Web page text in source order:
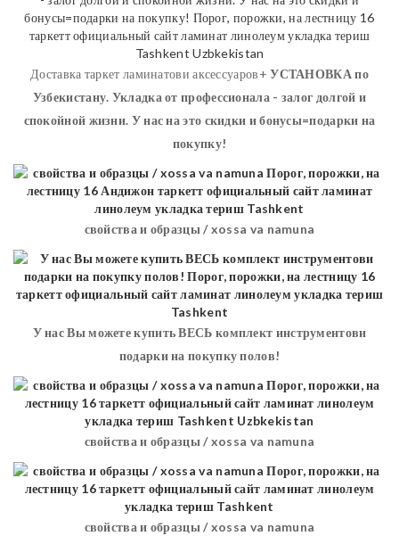
Доставка таркет ламинатови аксессуаров+УСТАНОВКАпо
Узбекистану. Укладка от профессионала - залог долгой и
спокойной жизни. У нас на это скидки и бонусы=подарки на
покупку!
свойства и образцы / xossa va namuna
У нас Вы можете купить ВЕСЬ комплект инструментови
подарки на покупку полов!
свойства и образцы / xossa va namuna
свойства и образцы / xossa va namuna